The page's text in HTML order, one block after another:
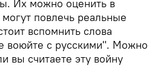
Их можно оценить в
повлечь реальные
вспомнить слова
воюйте с русскими". Можно
вы считаете эту войну